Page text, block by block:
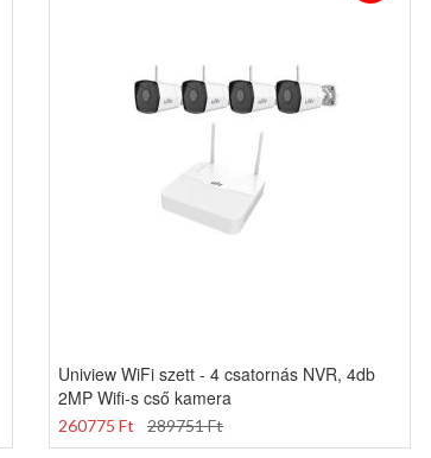
Uniview WiFi szett - 4 csatornás NVR, 4db
2MP Wifi-s cső kamera
260775 Ft 289751 Ft